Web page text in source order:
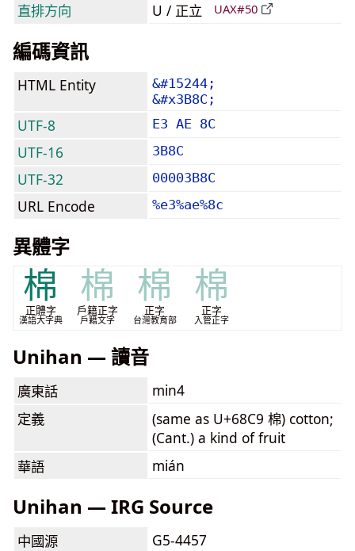
直排方向 U / 正立 UAX#50
編碼資訊
HTML Entity
&#15244;
&#x3B8C;
UTF-8 E3 AE 8C
UTF-16 3B8C
UTF-32 00003B8C
URL Encode %e3%ae%8c
異體字
棉
正體字
漢語大字典
棉
戶籍正字
戶籍文字
棉
正字
台灣教育部
棉
正字
入管正字
Unihan — 讀音
廣東話
min4
定義
(same as U+68C9 棉) cotton;
(Cant.) a kind of fruit
華語
mián
Unihan — IRG Source
中國源
G5-4457